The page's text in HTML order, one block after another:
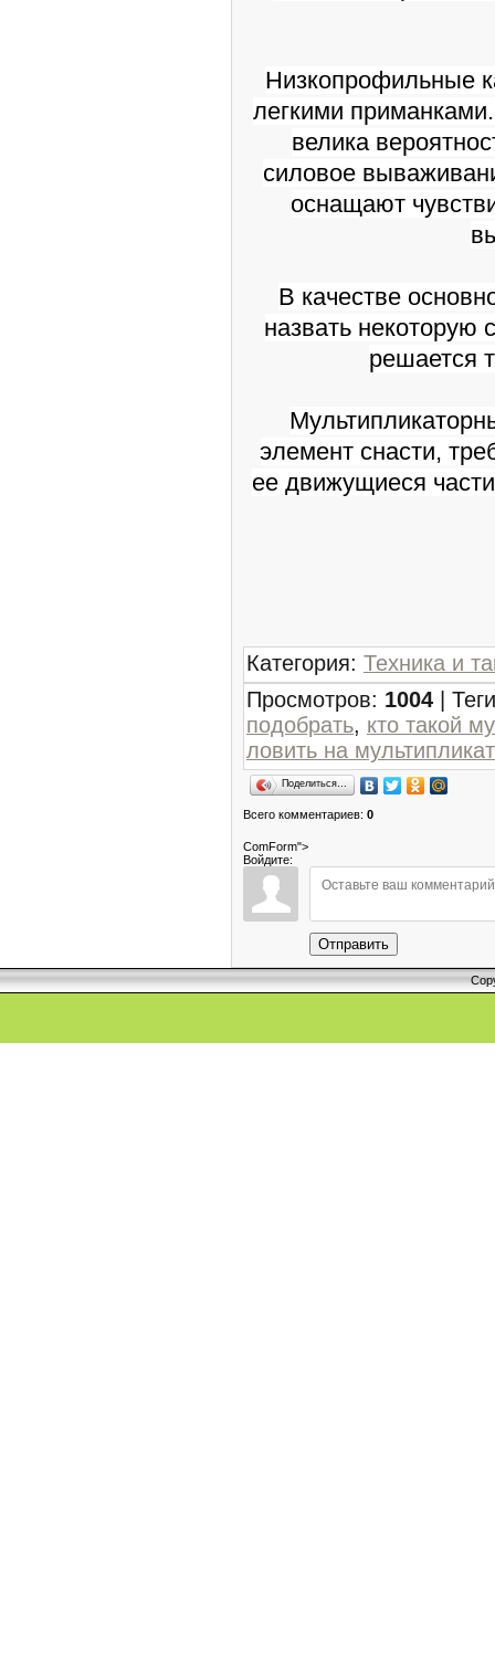
Низкопрофильные
легкими
велика
силовое
оснащают
В качестве
назвать некоторую
решается
элемент снасти,
ее движущиеся
Категория: Техника и
Просмотров: 1004 | Теги
подобрать, кто такой
ловить на
Поделиться…
Всего комментариев: 0
ComForm">
Войдите:
Отправить